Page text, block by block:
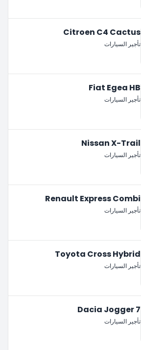
Citroen C4 Cactus
تأجير السيارات
Fiat Egea HB
تأجير السيارات
Nissan X-Trail
تأجير السيارات
Renault Express Combi
تأجير السيارات
Toyota Cross Hybrid
تأجير السيارات
Dacia Jogger 7
تأجير السيارات